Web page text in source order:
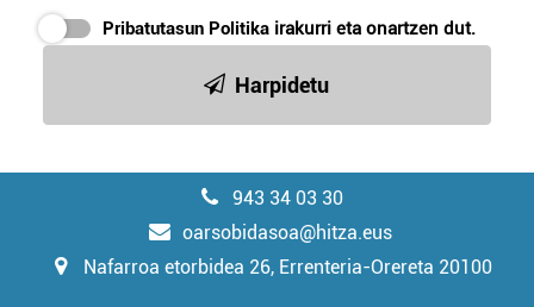
Pribatutasun Politika irakurri eta onartzen dut.
Harpidetu
943 34 03 30
oarsobidasoa@hitza.eus
Nafarroa etorbidea 26, Errenteria-Orereta 20100